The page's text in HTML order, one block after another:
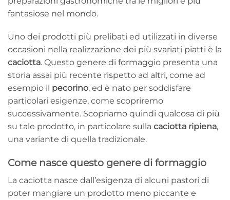
fantasiose nel mondo.
Uno dei prodotti più prelibati ed utilizzati in diverse
occasioni nella realizzazione dei più svariati piatti è la
caciotta. Questo genere di formaggio presenta una
storia assai più recente rispetto ad altri, come ad
esempio il pecorino, ed è nato per soddisfare
particolari esigenze, come scopriremo
successivamente. Scopriamo quindi qualcosa di più
su tale prodotto, in particolare sulla caciotta ripiena,
una variante di quella tradizionale.
Come nasce questo genere di formaggio
La caciotta nasce dall’esigenza di alcuni pastori di
poter mangiare un prodotto meno piccante e